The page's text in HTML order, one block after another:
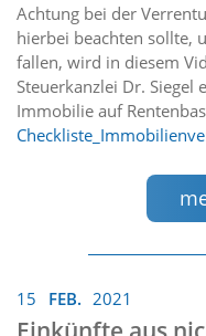
Achtung bei der
hierbei beachten sollte,
fallen, wird in diesem
Steuerkanzlei Dr. Siegel
Immobilie auf
15 FEB. 2021